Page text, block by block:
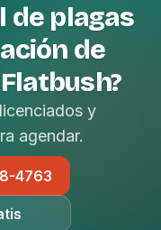
de plagas
de
y
agendar.
4763